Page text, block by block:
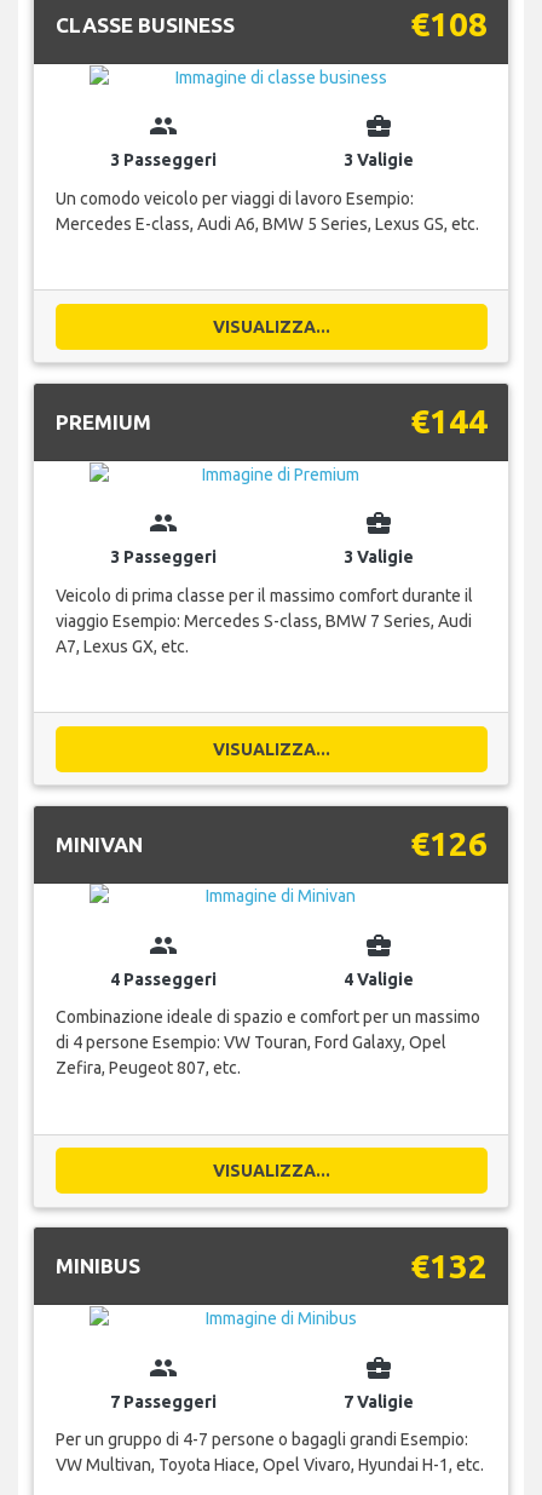
CLASSE BUSINESS €108
group
3 Passeggeri
business_center
3 Valigie
Un comodo veicolo per viaggi di lavoro Esempio:
Mercedes E-class, Audi A6, BMW 5 Series, Lexus GS, etc.
VISUALIZZA...
PREMIUM €144
group
3 Passeggeri
business_center
3 Valigie
Veicolo di prima classe per il massimo comfort durante il
viaggio Esempio: Mercedes S-class, BMW 7 Series, Audi
A7, Lexus GX, etc.
VISUALIZZA...
MINIVAN €126
group
4 Passeggeri
business_center
4 Valigie
Combinazione ideale di spazio e comfort per un massimo
di 4 persone Esempio: VW Touran, Ford Galaxy, Opel
Zefira, Peugeot 807, etc.
VISUALIZZA...
MINIBUS €132
group
7 Passeggeri
business_center
7 Valigie
Per un gruppo di 4-7 persone o bagagli grandi Esempio:
VW Multivan, Toyota Hiace, Opel Vivaro, Hyundai H-1, etc.